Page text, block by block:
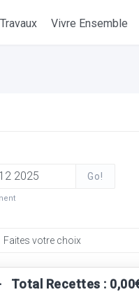
Vivre Ensemble
Go!
Total Recettes :